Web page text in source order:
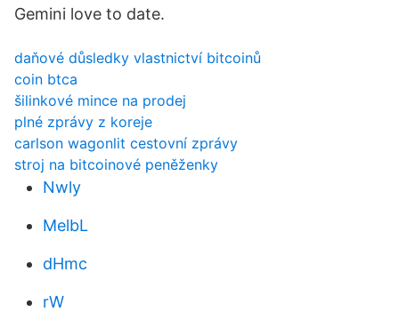
Gemini love to date.
daňové důsledky vlastnictví bitcoinů
coin btca
šilinkové mince na prodej
plné zprávy z koreje
carlson wagonlit cestovní zprávy
stroj na bitcoinové peněženky
Nwly
MelbL
dHmc
rW